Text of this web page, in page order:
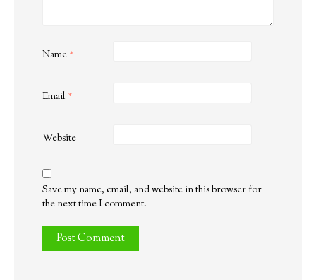
Name *
Email *
Website
Save my name, email, and website in this browser for
the next time I comment.